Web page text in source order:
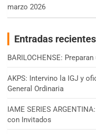
marzo 2026
Entradas recientes
BARILOCHENSE:
AKPS: Intervino la IGJ y
General Ordinaria
IAME SERIES
con Invitados